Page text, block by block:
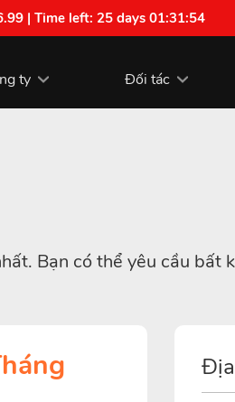
| Time left: 25 days 01:31:53
ty Đối tác
Bạn có thể yêu cầu bất